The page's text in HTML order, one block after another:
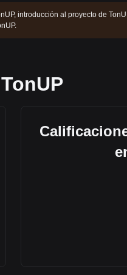
introducción al proyecto de